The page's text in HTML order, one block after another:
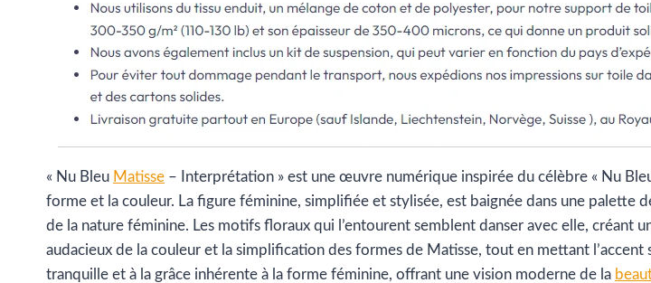
« Nu Bleu Matisse – Interprétation » est une œuvre numérique inspirée du célèbre « Nu
forme et la couleur. La figure féminine, simplifiée et stylisée, est baignée dans une palette
de la nature féminine. Les motifs floraux qui l’entourent semblent danser avec elle,
audacieux de la couleur et la simplification des formes de Matisse, tout en mettant
tranquille et à la grâce inhérente à la forme féminine, offrant une vision moderne de la